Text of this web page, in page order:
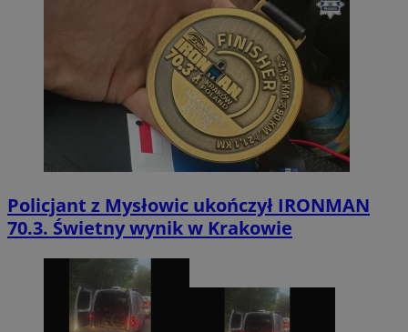
Policjant z Mysłowic ukończył IRONMAN
70.3. Świetny wynik w Krakowie